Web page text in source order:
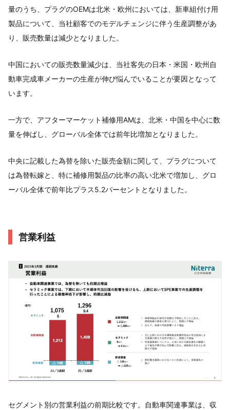
量のうち、プラグのOEMは北米・欧州においては、新車組付け用
製品について、当社顧客でのモデルチェンジに伴う生産調整があ
り、販売数量は減少となりました。
中国においての販売数量減少は、当社客先の日本・米国・欧州自
動車完成車メーカーの生産が伸び悩んでいることが要因となって
います。
一方で、アフターマーケット補修用AMは、北米・中国を中心に数
量を伸ばし、グローバル全体では前年比増加となりました。
中央に記載した為替を除いた販売金額に関して、プラグについて
は為替転嫁と、特に補修用製品の比率の高い北米で増加し、グロ
ーバル全体で前年比プラス5.2パーセントとなりました。
営業利益
セグメント別の営業利益の前期比較です。自動車関連事業は、収